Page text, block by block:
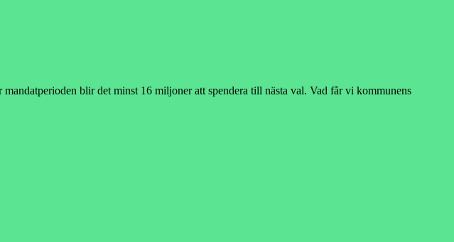
blir det minst 16 miljoner att spendera till nästa val. Vad får vi kommunens